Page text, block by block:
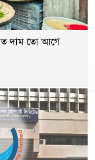
দাম তো আগে